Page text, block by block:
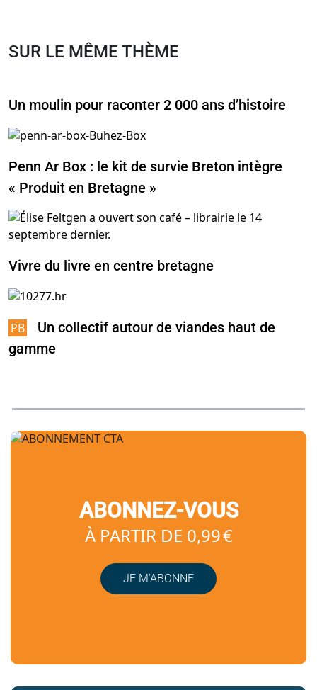
SUR LE MÊME THÈME
Un moulin pour raconter 2 000 ans d’histoire
Penn Ar Box : le kit de survie Breton intègre
« Produit en Bretagne »
Vivre du livre en centre bretagne
Un collectif autour de viandes haut de
gamme
ABONNEZ-VOUS
À PARTIR DE 0,99 €
JE M’ABONNE